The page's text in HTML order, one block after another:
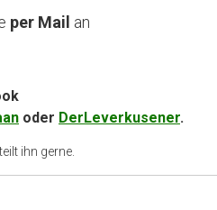
per Mail an
oder DerLeverkusener.
ihn gerne.